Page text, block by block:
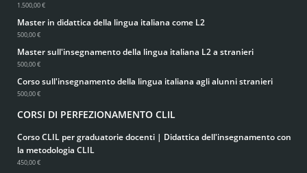
1.500,00 €
Master in didattica della lingua italiana come L2
500,00 €
Master sull'insegnamento della lingua italiana L2 a stranieri
500,00 €
Corso sull'insegnamento della lingua italiana agli alunni stranieri
500,00 €
CORSI DI PERFEZIONAMENTO CLIL
Corso CLIL per graduatorie docenti | Didattica dell'insegnamento con
la metodologia CLIL
450,00 €